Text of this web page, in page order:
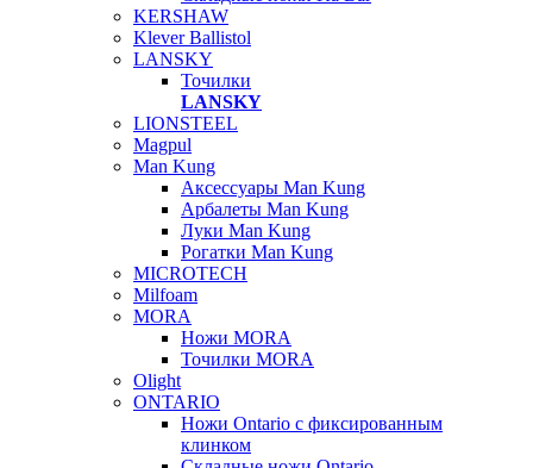
KERSHAW
Klever Ballistol
LANSKY
Точилки
LANSKY
LIONSTEEL
Magpul
Man Kung
Аксессуары Man Kung
Арбалеты Man Kung
Луки Man Kung
Рогатки Man Kung
MICROTECH
Milfoam
MORA
Ножи MORA
Точилки MORA
Olight
ONTARIO
Ножи Ontario c фиксированным
клинком